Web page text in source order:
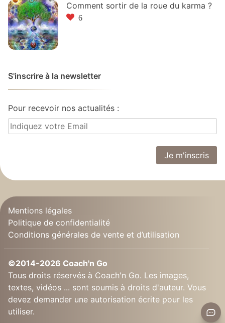
Comment sortir de la roue du karma ?
6
S'inscrire à la newsletter
Pour recevoir nos actualités :
Mentions légales
Politique de confidentialité
Conditions générales de vente et d’utilisation
©2014-2026 Coach'n Go
Tous droits réservés à Coach'n Go. Les images,
textes, vidéos ... sont soumis à droits d'auteur. Vous
devez demander une autorisation écrite pour les
utiliser.